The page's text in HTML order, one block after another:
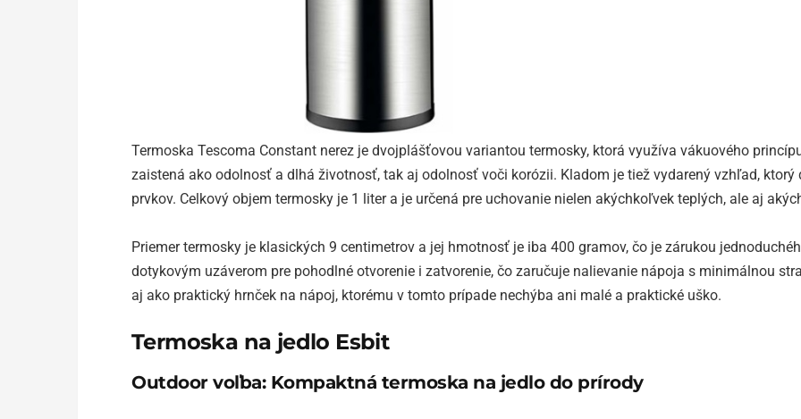
Termoska Tescoma Constant nerez je dvojplášťovou variantou termosky, ktorá využíva vákuového
zaistená ako odolnosť a dlhá životnosť, tak aj odolnosť voči korózii. Kladom je tiež vydarený vzhľad,
prvkov. Celkový objem termosky je 1 liter a je určená pre uchovanie nielen akýchkoľvek teplých, ale aj
Priemer termosky je klasických 9 centimetrov a jej hmotnosť je iba 400 gramov, čo je zárukou
dotykovým uzáverom pre pohodlné otvorenie i zatvorenie, čo zaručuje nalievanie nápoja s minimálnou
aj ako praktický hrnček na nápoj, ktorému v tomto prípade nechýba ani malé a praktické uško.
Termoska na jedlo Esbit
Outdoor voľba: Kompaktná termoska na jedlo do prírody